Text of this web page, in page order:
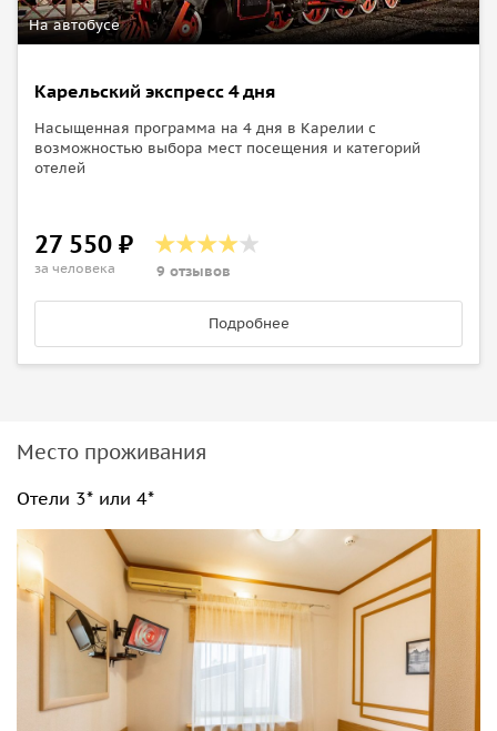
На автобусе
Карельский экспресс 4 дня
Насыщенная программа на 4 дня в Карелии с
возможностью выбора мест посещения и категорий
отелей
27 550 ₽
за человека 9 отзывов
Подробнее
Место проживания
Отели 3* или 4*